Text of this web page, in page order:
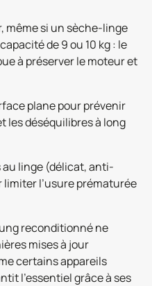
même si un sèche-linge
de 9 ou 10 kg : le
à préserver le moteur et
plane pour prévenir
les déséquilibres à long
au linge (délicat, anti-
l’usure prématurée
reconditionné ne
mises à jour
certains appareils
l’essentiel grâce à ses